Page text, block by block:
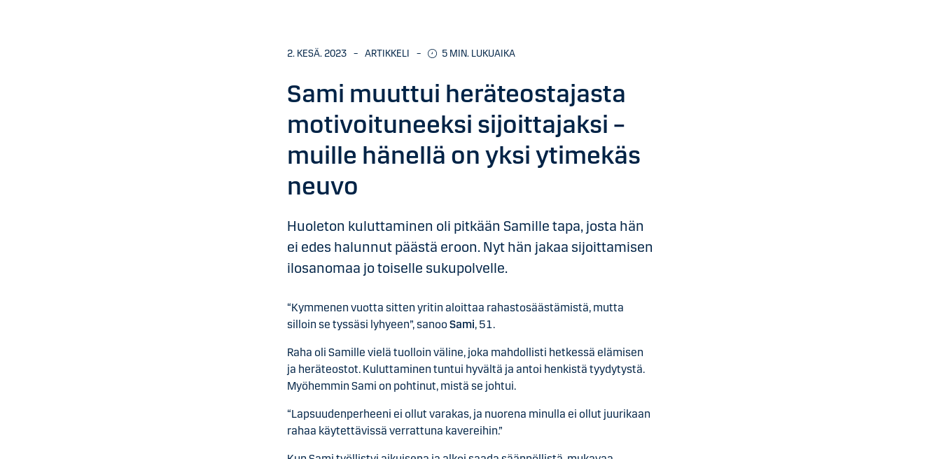
2. KESÄ. 2023 – ARTIKKELI – 5 MIN. LUKUAIKA
Sami muuttui heräteostajasta
motivoituneeksi sijoittajaksi –
muille hänellä on yksi ytimekäs
neuvo
Huoleton kuluttaminen oli pitkään Samille tapa, josta hän
ei edes halunnut päästä eroon. Nyt hän jakaa sijoittamisen
ilosanomaa jo toiselle sukupolvelle.
“Kymmenen vuotta sitten yritin aloittaa rahastosäästämistä, mutta
silloin se tyssäsi lyhyeen”, sanooSami, 51.
Raha oli Samille vielä tuolloin väline, joka mahdollisti hetkessä elämisen
ja heräteostot. Kuluttaminen tuntui hyvältä ja antoi henkistä tyydytystä.
Myöhemmin Sami on pohtinut, mistä se johtui.
“Lapsuudenperheeni ei ollut varakas, ja nuorena minulla ei ollut juurikaan
rahaa käytettävissä verrattuna kavereihin.”